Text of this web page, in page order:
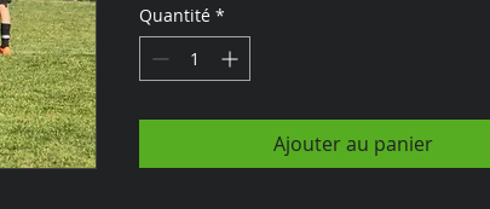
Quantité *
Ajouter au panier